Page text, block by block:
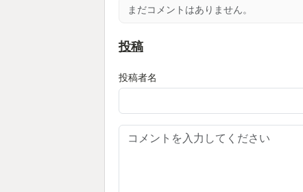
まだコメントはありません。
投稿
投稿者名